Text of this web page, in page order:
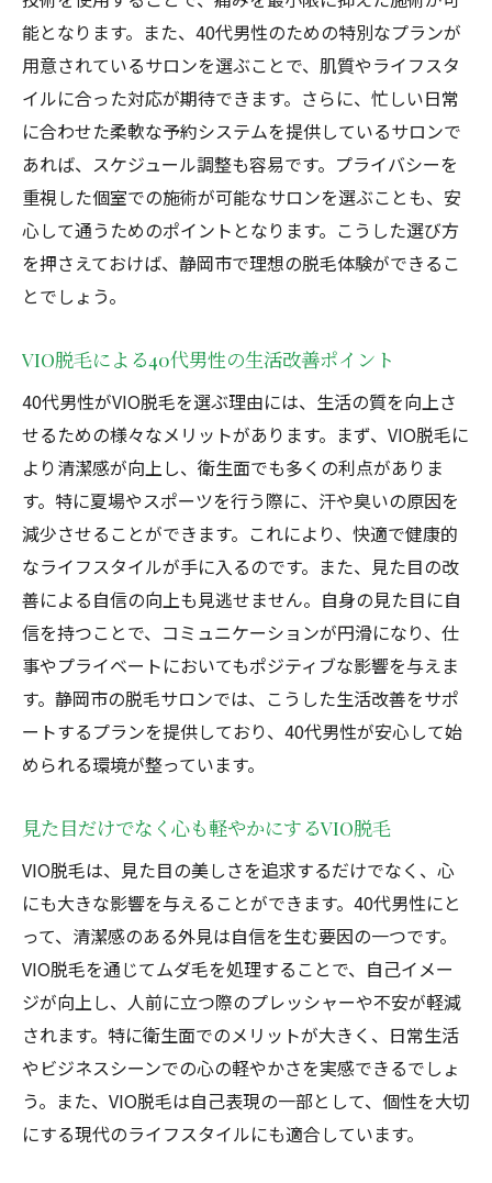
静岡市での脱毛で得られる自信の理由
VIO脱毛による自己イメージの向上
清潔感を求める40代へ静岡市の脱毛がもたらす
変化
清潔感向上のためのVIO脱毛のメリット
40代男性の清潔感を高める脱毛技術
脱毛で清潔感をアップさせるポイント
静岡市の脱毛サロンで清潔感を手に入れる
40代男性が求める清潔感と脱毛の関係
最新技術を活用した静岡市VIO脱毛のメリット
最新技術による痛みの少ないVIO脱毛
40代男性が求める効率的な脱毛方法
静岡市の脱毛技術の革新とその効果
最新技術を駆使した脱毛のメリット
静岡市VIO脱毛で体感する技術の進化
40代男性に安心感を与える最新脱毛技術
40代男性に適した静岡市の脱毛プランの特徴
個々のニーズに応える脱毛プランの選び方
40代男性に特化した脱毛プランの魅力
静岡市の脱毛プランが40代に人気の理由
ニーズに合わせた多彩な脱毛プラン
40代男性のための最適な脱毛プランとは
静岡市の脱毛サロンのプラン選びのポイン
ト
忙しい40代男性が静岡市で脱毛を選ぶ理由
静岡市の脱毛サロンの予約システムの利便
性
時間に追われる40代男性にぴったりの脱毛
静岡での脱毛が忙しいライフスタイルに合
う理由
能となります。また、40代男性のための特別なプランが
用意されているサロンを選ぶことで、肌質やライフスタ
イルに合った対応が期待できます。さらに、忙しい日常
に合わせた柔軟な予約システムを提供しているサロンで
あれば、スケジュール調整も容易です。プライバシーを
重視した個室での施術が可能なサロンを選ぶことも、安
心して通うためのポイントとなります。こうした選び方
を押さえておけば、静岡市で理想の脱毛体験ができるこ
とでしょう。
VIO脱毛による40代男性の生活改善ポイント
40代男性がVIO脱毛を選ぶ理由には、生活の質を向上さ
せるための様々なメリットがあります。まず、VIO脱毛に
より清潔感が向上し、衛生面でも多くの利点がありま
す。特に夏場やスポーツを行う際に、汗や臭いの原因を
減少させることができます。これにより、快適で健康的
なライフスタイルが手に入るのです。また、見た目の改
善による自信の向上も見逃せません。自身の見た目に自
信を持つことで、コミュニケーションが円滑になり、仕
事やプライベートにおいてもポジティブな影響を与えま
す。静岡市の脱毛サロンでは、こうした生活改善をサポ
ートするプランを提供しており、40代男性が安心して始
められる環境が整っています。
見た目だけでなく心も軽やかにするVIO脱毛
VIO脱毛は、見た目の美しさを追求するだけでなく、心
にも大きな影響を与えることができます。40代男性にと
って、清潔感のある外見は自信を生む要因の一つです。
VIO脱毛を通じてムダ毛を処理することで、自己イメー
ジが向上し、人前に立つ際のプレッシャーや不安が軽減
されます。特に衛生面でのメリットが大きく、日常生活
やビジネスシーンでの心の軽やかさを実感できるでしょ
う。また、VIO脱毛は自己表現の一部として、個性を大切
にする現代のライフスタイルにも適合しています。